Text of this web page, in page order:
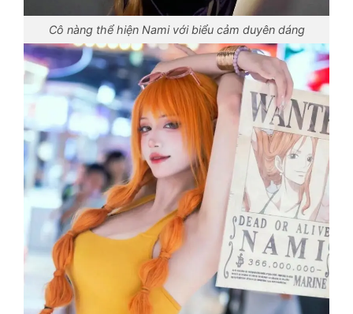
Cô nàng thể hiện Nami với biểu cảm duyên dáng